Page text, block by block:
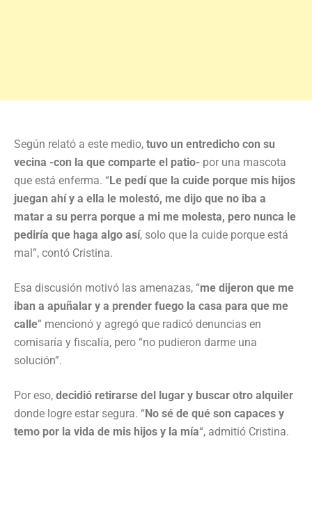
Según relató a este medio, tuvo un entredicho con su
vecina -con la que comparte el patio- por una mascota
que está enferma. “Le pedí que la cuide porque mis hijos
juegan ahí y a ella le molestó, me dijo que no iba a
matar a su perra porque a mi me molesta, pero nunca le
pediría que haga algo así, solo que la cuide porque está
mal”, contó Cristina.
Esa discusión motivó las amenazas, “me dijeron que me
iban a apuñalar y a prender fuego la casa para que me
calle” mencionó y agregó que radicó denuncias en
comisaría y fiscalía, pero “no pudieron darme una
solución”.
Por eso, decidió retirarse del lugar y buscar otro alquiler
donde logre estar segura. “No sé de qué son capaces y
temo por la vida de mis hijos y la mía“, admitió Cristina.